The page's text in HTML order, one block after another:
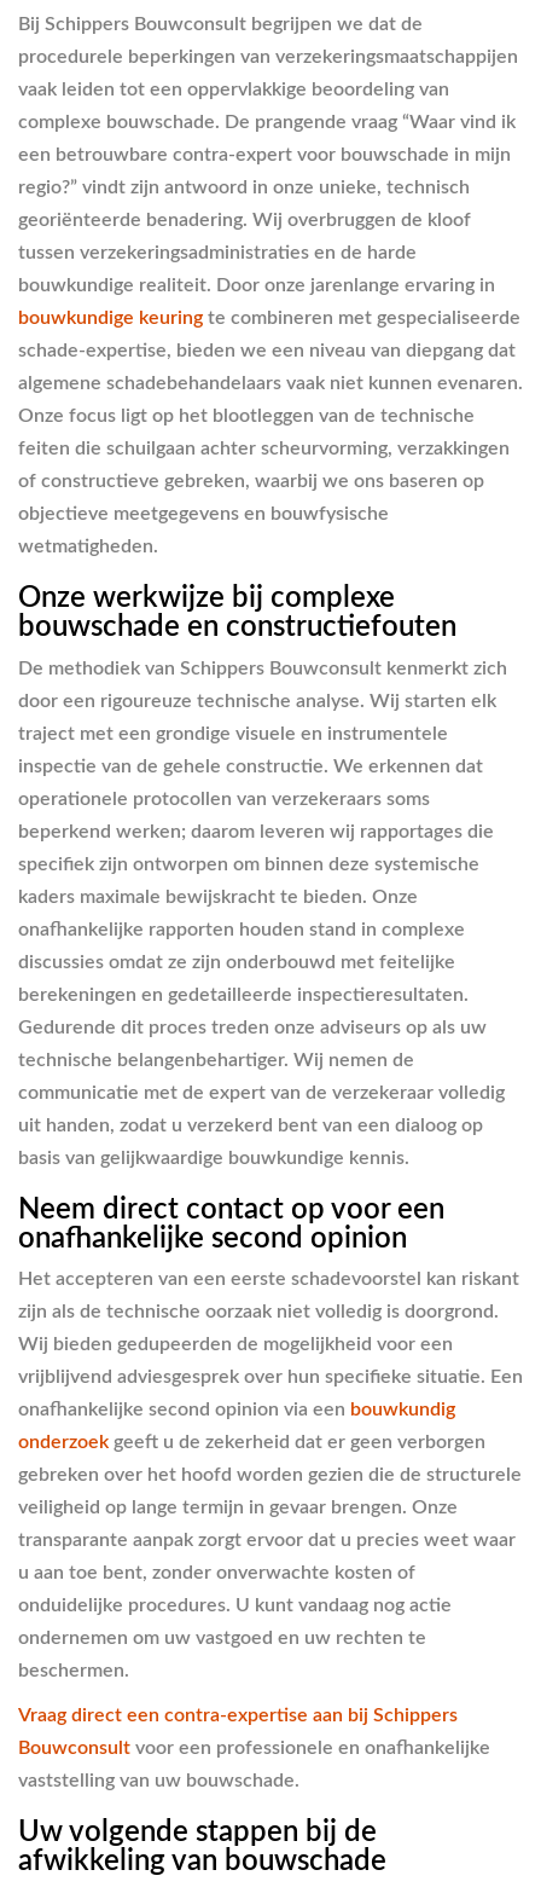
Bij Schippers Bouwconsult begrijpen we dat de
procedurele beperkingen van verzekeringsmaatschappijen
vaak leiden tot een oppervlakkige beoordeling van
complexe bouwschade. De prangende vraag “Waar vind ik
een betrouwbare contra-expert voor bouwschade in mijn
regio?” vindt zijn antwoord in onze unieke, technisch
georiënteerde benadering. Wij overbruggen de kloof
tussen verzekeringsadministraties en de harde
bouwkundige realiteit. Door onze jarenlange ervaring in
bouwkundige keuring te combineren met gespecialiseerde
schade-expertise, bieden we een niveau van diepgang dat
algemene schadebehandelaars vaak niet kunnen evenaren.
Onze focus ligt op het blootleggen van de technische
feiten die schuilgaan achter scheurvorming, verzakkingen
of constructieve gebreken, waarbij we ons baseren op
objectieve meetgegevens en bouwfysische
wetmatigheden.
Onze werkwijze bij complexe
bouwschade en constructiefouten
De methodiek van Schippers Bouwconsult kenmerkt zich
door een rigoureuze technische analyse. Wij starten elk
traject met een grondige visuele en instrumentele
inspectie van de gehele constructie. We erkennen dat
operationele protocollen van verzekeraars soms
beperkend werken; daarom leveren wij rapportages die
specifiek zijn ontworpen om binnen deze systemische
kaders maximale bewijskracht te bieden. Onze
onafhankelijke rapporten houden stand in complexe
discussies omdat ze zijn onderbouwd met feitelijke
berekeningen en gedetailleerde inspectieresultaten.
Gedurende dit proces treden onze adviseurs op als uw
technische belangenbehartiger. Wij nemen de
communicatie met de expert van de verzekeraar volledig
uit handen, zodat u verzekerd bent van een dialoog op
basis van gelijkwaardige bouwkundige kennis.
Neem direct contact op voor een
onafhankelijke second opinion
Het accepteren van een eerste schadevoorstel kan riskant
zijn als de technische oorzaak niet volledig is doorgrond.
Wij bieden gedupeerden de mogelijkheid voor een
vrijblijvend adviesgesprek over hun specifieke situatie. Een
onafhankelijke second opinion via een bouwkundig
onderzoek geeft u de zekerheid dat er geen verborgen
gebreken over het hoofd worden gezien die de structurele
veiligheid op lange termijn in gevaar brengen. Onze
transparante aanpak zorgt ervoor dat u precies weet waar
u aan toe bent, zonder onverwachte kosten of
onduidelijke procedures. U kunt vandaag nog actie
ondernemen om uw vastgoed en uw rechten te
beschermen.
Vraag direct een contra-expertise aan bij Schippers
Bouwconsult voor een professionele en onafhankelijke
vaststelling van uw bouwschade.
Uw volgende stappen bij de
afwikkeling van bouwschade